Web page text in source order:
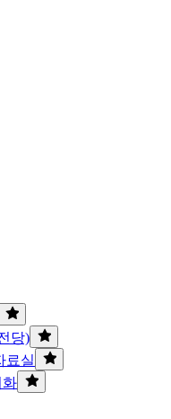
당)
료실
화